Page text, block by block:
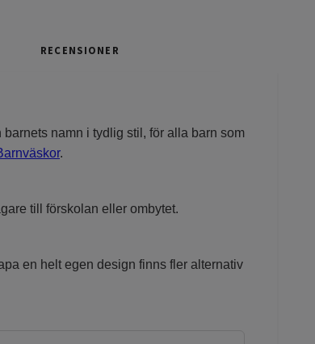
RECENSIONER
namn i tydlig stil, för alla barn som
.
till förskolan eller ombytet.
en helt egen design finns fler alternativ